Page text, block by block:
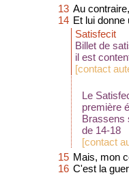
13 Au
14 Et lui donne
Satisfecit
Billet de
il est
[contact
Le
première
Brassens
de 14-18
[contact
15 Mais, mon
16 C'est la